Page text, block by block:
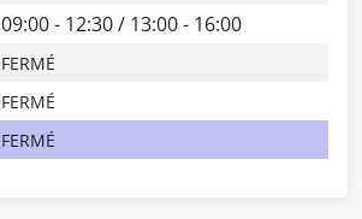
09:00 - 12:30 / 13:00 - 16:00
FERMÉ
FERMÉ
FERMÉ